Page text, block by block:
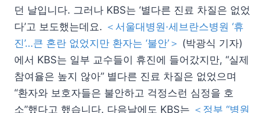
던 날입니다. 그러나 KBS는 ‘별다른 진료 차질은 없었
다’고 보도했는데요. ＜서울대병원·세브란스병원 ‘휴
진’…큰 혼란 없었지만 환자는 ‘불안’＞ (박광식 기자)
에서 KBS는 일부 교수들이 휴진에 들어갔지만, “실제
참여율은 높지 않아” 별다른 진료 차질은 없었으며
“환자와 보호자들은 불안하고 걱정스런 심정을 호
소”했다고 했습니다. 다음날에도 KBS는 ＜정부 “병원